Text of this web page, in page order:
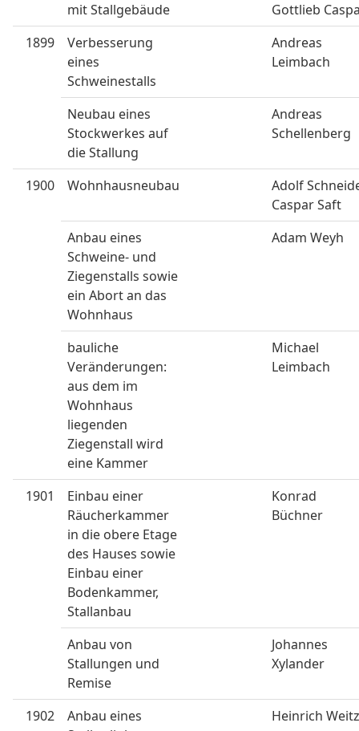
mit Stallgebäude
Gottlieb
1899
Verbesserung
eines
Schweinestalls
Andreas
Leimbach
Neubau eines
Stockwerkes auf
die Stallung
Andreas
Schellenberg
1900 Wohnhausneubau
Adolf
Caspar Saft
Anbau eines
Schweine- und
Ziegenstalls sowie
ein Abort an das
Wohnhaus
Adam Weyh
bauliche
Veränderungen:
aus dem im
Wohnhaus
liegenden
Ziegenstall wird
eine Kammer
Michael
Leimbach
1901
Einbau einer
Räucherkammer
in die obere Etage
des Hauses sowie
Einbau einer
Bodenkammer,
Stallanbau
Konrad
Büchner
Anbau von
Stallungen und
Remise
Johannes
Xylander
1902
Anbau eines
Heinrich Weitz